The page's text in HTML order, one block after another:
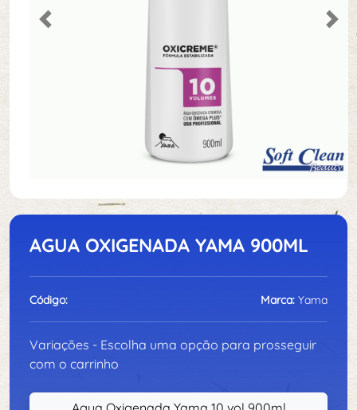
Previous
AGUA OXIGENADA YAMA 900ML
Código: Marca: Yama
Variações - Escolha uma opção para prosseguir
com o carrinho